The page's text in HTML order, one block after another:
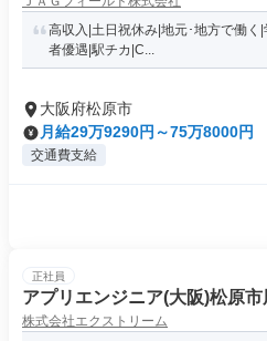
高収入|土日祝休み|地元･地方で働
者優遇|駅チカ|C...
大阪府松原市
月給29万9290円～75万8000円
交通費支給
正社員
アプリエンジニア(大阪)松原
株式会社エクストリーム